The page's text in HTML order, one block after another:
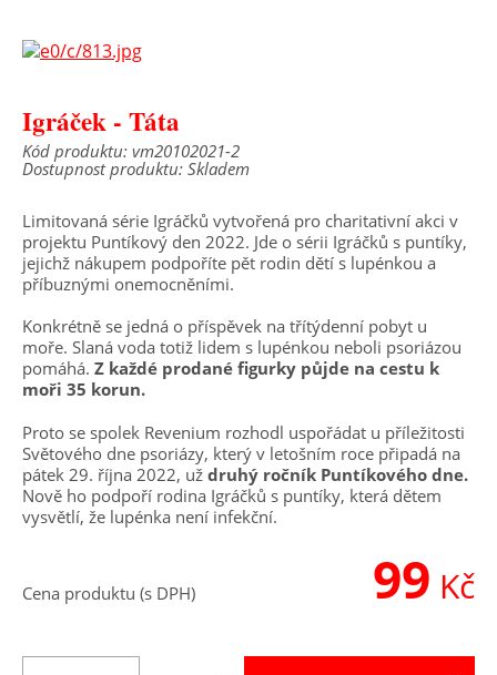
Igráček - Táta
Kód produktu: vm20102021-2
Dostupnost produktu: Skladem
Limitovaná série Igráčků vytvořená pro charitativní akci v
projektu Puntíkový den 2022. Jde o sérii Igráčků s puntíky,
jejichž nákupem podpoříte pět rodin dětí s lupénkou a
příbuznými onemocněními.
Konkrétně se jedná o příspěvek na třítýdenní pobyt u
moře. Slaná voda totiž lidem s lupénkou neboli psoriázou
pomáhá. Z každé prodané figurky půjde na cestu k
moři 35 korun.
Proto se spolek Revenium rozhodl uspořádat u příležitosti
Světového dne psoriázy, který v letošním roce připadá na
pátek 29. října 2022, už druhý ročník Puntíkového dne.
Nově ho podpoří rodina Igráčků s puntíky, která dětem
vysvětlí, že lupénka není infekční.
99 Kč
Cena produktu (s DPH)